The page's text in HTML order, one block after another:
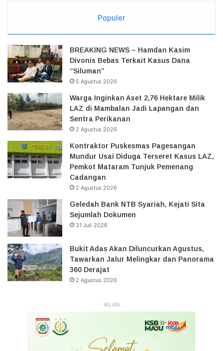
Populer
BREAKING NEWS – Hamdan Kasim
Divonis Bebas Terkait Kasus Dana
“Siluman”
5 Agustus 2026
Warga Inginkan Aset 2,76 Hektare Milik
LAZ di Mambalan Jadi Lapangan dan
Sentra Perikanan
2 Agustus 2026
Kontraktor Puskesmas Pagesangan
Mundur Usai Diduga Terseret Kasus LAZ,
Pemkot Mataram Tunjuk Pemenang
Cadangan
2 Agustus 2026
Geledah Bank NTB Syariah, Kejati Sita
Sejumlah Dokumen
31 Juli 2026
Bukit Adas Akan Diluncurkan Agustus,
Tawarkan Jalur Melingkar dan Panorama
360 Derajat
2 Agustus 2026
IKLAN